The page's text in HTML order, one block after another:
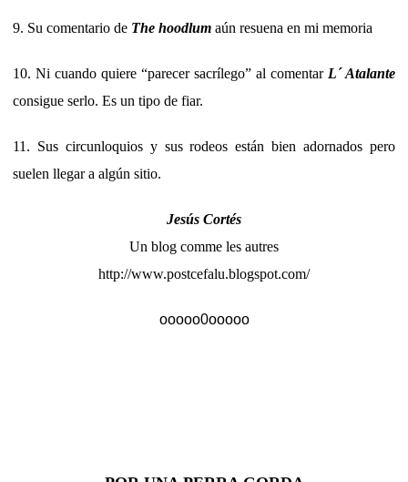
9. Su comentario de The hoodlum aún resuena en mi memoria
10. Ni cuando quiere “parecer sacrílego” al comentar L´ Atalante
consigue serlo. Es un tipo de fiar.
11. Sus circunloquios y sus rodeos están bien adornados pero
suelen llegar a algún sitio.
Jesús Cortés
Un blog comme les autres
http://www.postcefalu.blogspot.com/
ooooo0ooooo